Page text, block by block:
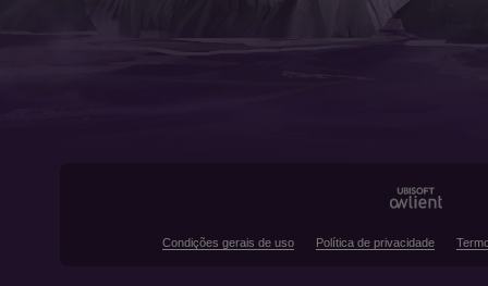
Condições gerais de uso Política de privacidade